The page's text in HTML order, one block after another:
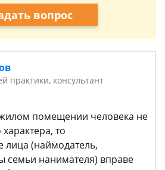
вопрос
практики, консультант
жилом помещении человека не
то
лица (наймодатель,
семьи нанимателя) вправе